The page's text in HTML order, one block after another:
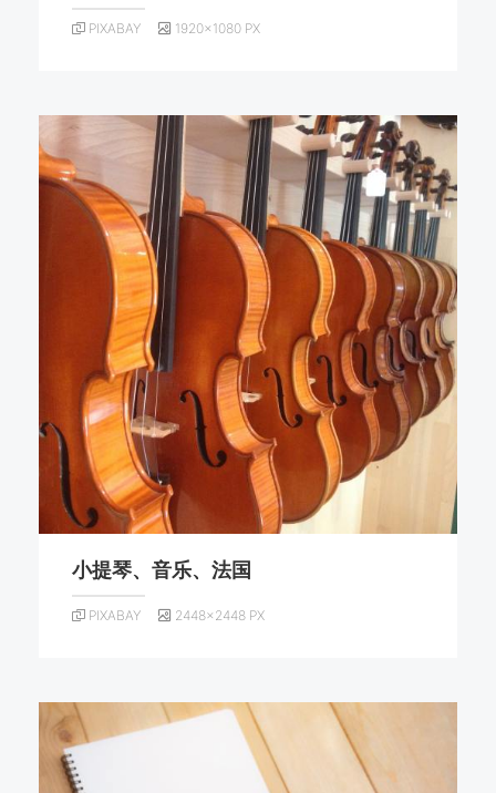
PIXABAY 1920×1080 PX
小提琴、音乐、法国
PIXABAY 2448×2448 PX